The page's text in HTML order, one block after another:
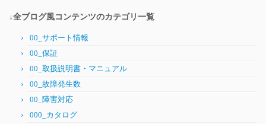
↓全ブログ風コンテンツのカテゴリ一覧
00_サポート情報
00_保証
00_取扱説明書・マニュアル
00_故障発生数
00_障害対応
000_カタログ